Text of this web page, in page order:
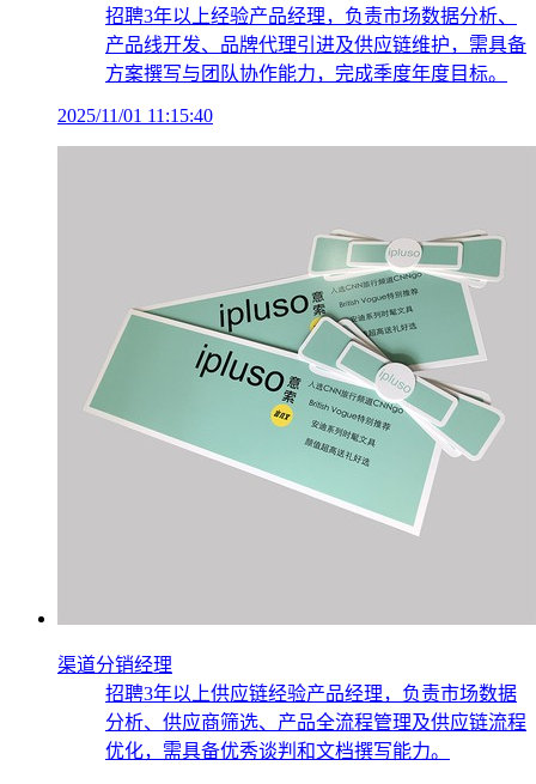
招聘3年以上经验产品经理，负责市场数据分析、
产品线开发、品牌代理引进及供应链维护，需具备
方案撰写与团队协作能力，完成季度年度目标。
2025/11/01 11:15:40
渠道分销经理
招聘3年以上供应链经验产品经理，负责市场数据
分析、供应商筛选、产品全流程管理及供应链流程
优化，需具备优秀谈判和文档撰写能力。